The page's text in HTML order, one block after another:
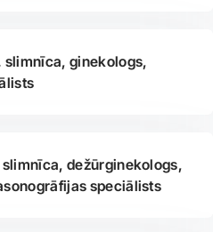
slimnīca, ginekologs,
slimnīca, dežūrginekologs,
speciālists